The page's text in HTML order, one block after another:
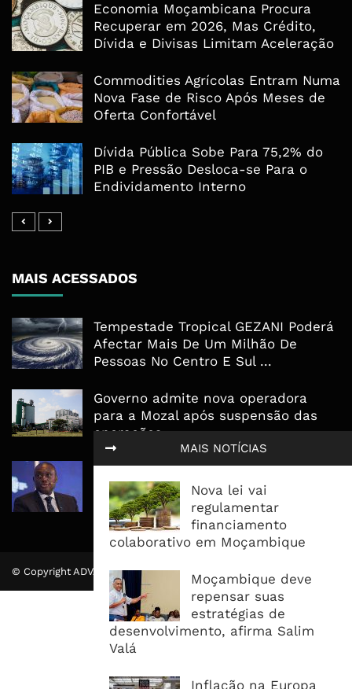
MAIS NOTÍCIAS
Nova lei vai
regulamentar
financiamento
colaborativo em Moçambique
Moçambique deve
repensar suas
estratégias de
desenvolvimento, afirma Salim
Valá
Inflação na Europa
Economia Moçambicana Procura
Recuperar em 2026, Mas Crédito,
Dívida e Divisas Limitam Aceleração
Commodities Agrícolas Entram Numa
Nova Fase de Risco Após Meses de
Oferta Confortável
Dívida Pública Sobe Para 75,2% do
PIB e Pressão Desloca-se Para o
Endividamento Interno
MAIS ACESSADOS
Tempestade Tropical GEZANI Poderá
Afectar Mais De Um Milhão De
Pessoas No Centro E Sul ...
Governo admite nova operadora
para a Mozal após suspensão das
operações
CEO do Standard Bank pede ao
Governo que “saia do caminho” e
facilite os negócios
© Copyright ADVALUE. Todos Direitos Reservados.